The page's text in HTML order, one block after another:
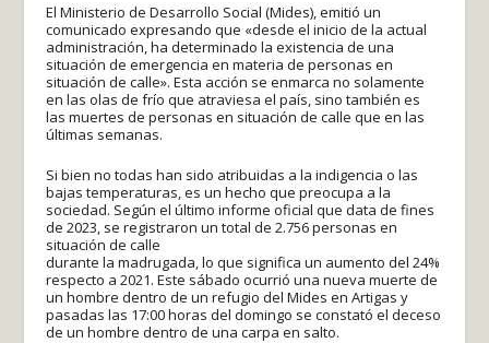
El Ministerio de Desarrollo Social (Mides), emitió un
comunicado expresando que «desde el inicio de la actual
administración, ha determinado la existencia de una
situación de emergencia en materia de personas en
situación de calle». Esta acción se enmarca no solamente
en las olas de frío que atraviesa el país, sino también es
las muertes de personas en situación de calle que en las
últimas semanas.
Si bien no todas han sido atribuidas a la indigencia o las
bajas temperaturas, es un hecho que preocupa a la
sociedad. Según el último informe oficial que data de fines
de 2023, se registraron un total de 2.756 personas en
situación de calle
durante la madrugada, lo que significa un aumento del 24%
respecto a 2021. Este sábado ocurrió una nueva muerte de
un hombre dentro de un refugio del Mides en Artigas y
pasadas las 17:00 horas del domingo se constató el deceso
de un hombre dentro de una carpa en salto.